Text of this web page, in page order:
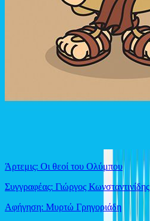
Άρτεμις: Οι θεοί του Ολύμπου
Συγγραφέας: Γιώργος Κωνσταντινίδης
Αφήγηση: Μυρτώ Γρηγοριάδη